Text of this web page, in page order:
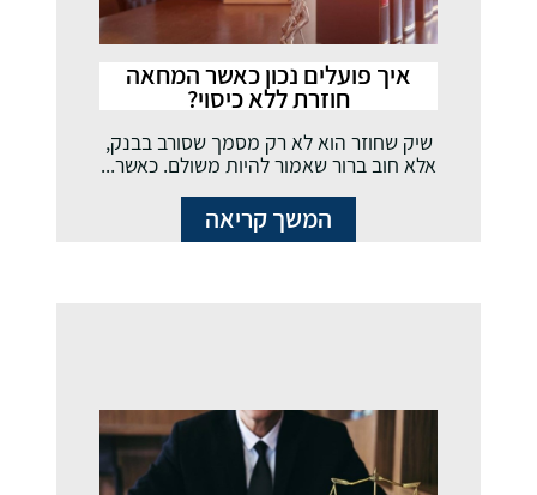
איך פועלים נכון כאשר המחאה
חוזרת ללא כיסוי?
שיק שחוזר הוא לא רק מסמך שסורב בבנק,
אלא חוב ברור שאמור להיות משולם. כאשר...
המשך קריאה